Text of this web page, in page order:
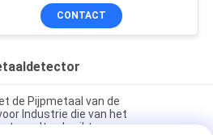
CONTACT
de Pijpmetaal van de
Industrie die van het
wordt gebruikt